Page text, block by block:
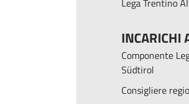
Lega Trentino
INCARICHI
Componente
Südtirol
Consigliere